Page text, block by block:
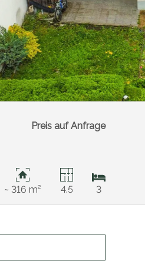
Preis auf Anfrage
~ 316 m² 4.5 3